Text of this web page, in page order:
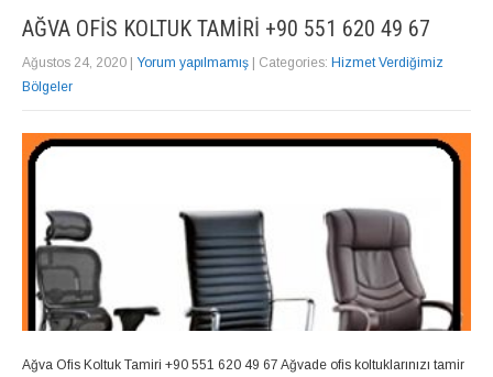
AĞVA OFIS KOLTUK TAMIRI +90 551 620 49 67
Ağustos 24, 2020 | Yorum yapılmamış | Categories: Hizmet Verdiğimiz
Bölgeler
Ağva Ofis Koltuk Tamiri +90 551 620 49 67 Ağvade ofis koltuklarınızı tamir